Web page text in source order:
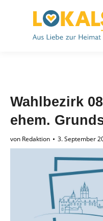
Wahlbezirk
ehem.
von Redaktion 3. September